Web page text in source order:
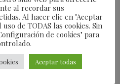
Unidos, por lo que fue
Best Sellers Choice,
orgullo hispano.
al recordar sus
Al hacer clic en "Aceptar
de TODAS las cookies. Sin
de cookies" para
Aceptar todas